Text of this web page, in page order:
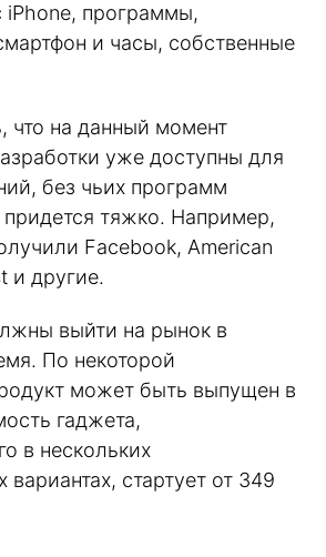
программы,
и часы, собственные
что на данный момент
уже доступны для
без чьих программ
придется тяжко. Например,
Facebook, American
и другие.
выйти на рынок в
По некоторой
может быть выпущен в
гаджета,
в нескольких
вариантах, стартует от 349